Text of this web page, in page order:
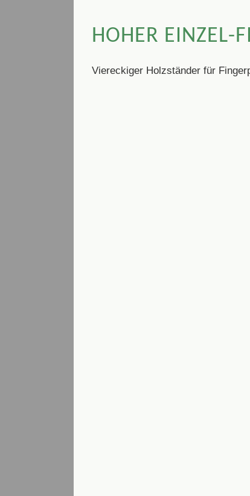
HOHER EINZEL-
Viereckiger Holzständer für